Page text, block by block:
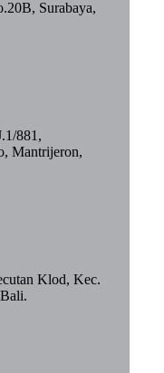
Surabaya,
881,
Mantrijeron,
Klod, Kec.